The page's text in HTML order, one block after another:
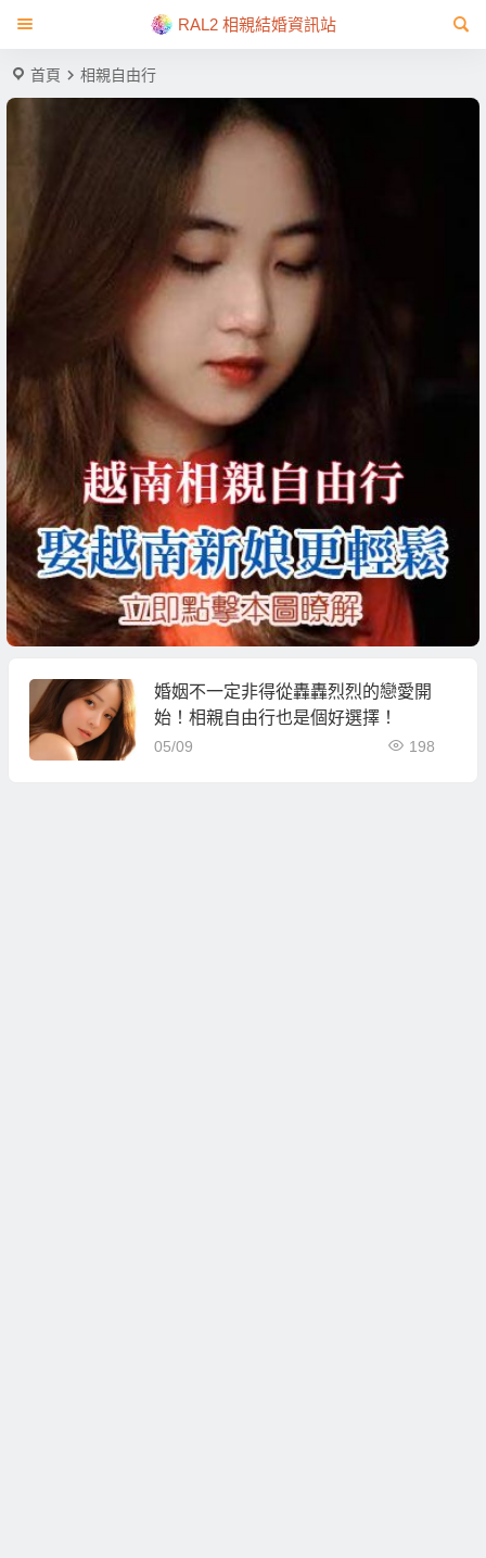
RAL2 相親結婚資訊站
首頁 相親自由行
婚姻不一定非得從轟轟烈烈的戀愛開
始！相親自由行也是個好選擇！
05/09 198